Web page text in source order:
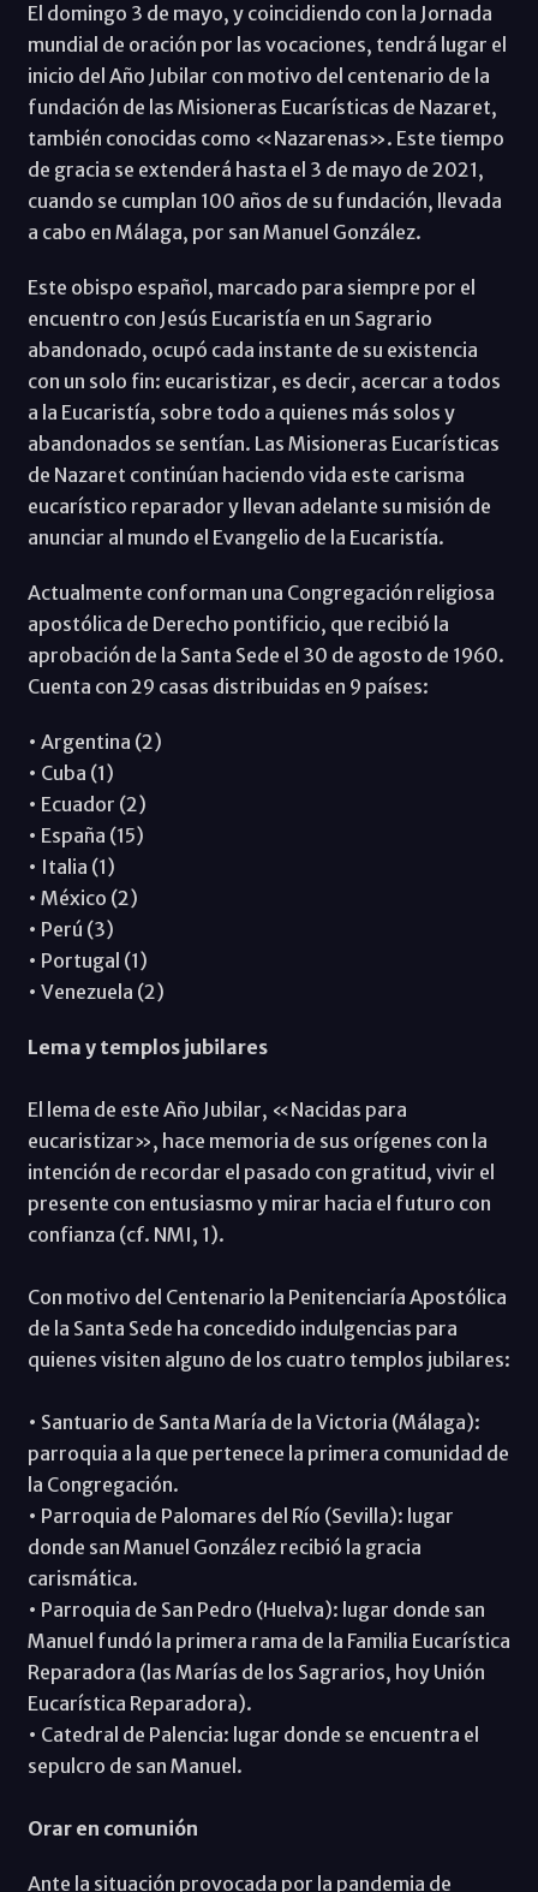
El domingo 3 de mayo, y coincidiendo con la Jornada
mundial de oración por las vocaciones, tendrá lugar el
inicio del Año Jubilar con motivo del centenario de la
fundación de las Misioneras Eucarísticas de Nazaret,
también conocidas como «Nazarenas». Este tiempo
de gracia se extenderá hasta el 3 de mayo de 2021,
cuando se cumplan 100 años de su fundación, llevada
a cabo en Málaga, por san Manuel González.
Este obispo español, marcado para siempre por el
encuentro con Jesús Eucaristía en un Sagrario
abandonado, ocupó cada instante de su existencia
con un solo fin: eucaristizar, es decir, acercar a todos
a la Eucaristía, sobre todo a quienes más solos y
abandonados se sentían. Las Misioneras Eucarísticas
de Nazaret continúan haciendo vida este carisma
eucarístico reparador y llevan adelante su misión de
anunciar al mundo el Evangelio de la Eucaristía.
Actualmente conforman una Congregación religiosa
apostólica de Derecho pontificio, que recibió la
aprobación de la Santa Sede el 30 de agosto de 1960.
Cuenta con 29 casas distribuidas en 9 países:
• Argentina (2)
• Cuba (1)
• Ecuador (2)
• España (15)
• Italia (1)
• México (2)
• Perú (3)
• Portugal (1)
• Venezuela (2)
Lema y templos jubilares
El lema de este Año Jubilar, «Nacidas para
eucaristizar», hace memoria de sus orígenes con la
intención de recordar el pasado con gratitud, vivir el
presente con entusiasmo y mirar hacia el futuro con
confianza (cf. NMI, 1).
Con motivo del Centenario la Penitenciaría Apostólica
de la Santa Sede ha concedido indulgencias para
quienes visiten alguno de los cuatro templos jubilares:
• Santuario de Santa María de la Victoria (Málaga):
parroquia a la que pertenece la primera comunidad de
la Congregación.
• Parroquia de Palomares del Río (Sevilla): lugar
donde san Manuel González recibió la gracia
carismática.
• Parroquia de San Pedro (Huelva): lugar donde san
Manuel fundó la primera rama de la Familia Eucarística
Reparadora (las Marías de los Sagrarios, hoy Unión
Eucarística Reparadora).
• Catedral de Palencia: lugar donde se encuentra el
sepulcro de san Manuel.
Orar en comunión
Ante la situación provocada por la pandemia de